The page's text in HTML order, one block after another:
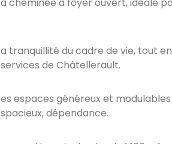
a tranquillité du cadre de vie, tout
services de Châtellerault.
es espaces généreux et
spacieux, dépendance.